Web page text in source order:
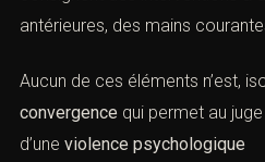
4). les certificats médicauxet
5). lesprocès-verbauxde
consignent des interventions à